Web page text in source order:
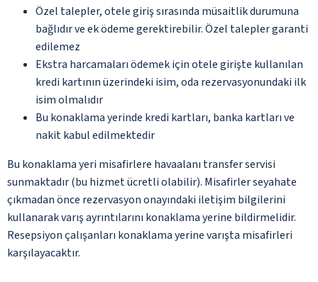
Özel talepler, otele giriş sırasında müsaitlik durumuna
bağlıdır ve ek ödeme gerektirebilir. Özel talepler garanti
edilemez
Ekstra harcamaları ödemek için otele girişte kullanılan
kredi kartının üzerindeki isim, oda rezervasyonundaki ilk
isim olmalıdır
Bu konaklama yerinde kredi kartları, banka kartları ve
nakit kabul edilmektedir
Bu konaklama yeri misafirlere havaalanı transfer servisi
sunmaktadır (bu hizmet ücretli olabilir). Misafirler seyahate
çıkmadan önce rezervasyon onayındaki iletişim bilgilerini
kullanarak varış ayrıntılarını konaklama yerine bildirmelidir.
Resepsiyon çalışanları konaklama yerine varışta misafirleri
karşılayacaktır.